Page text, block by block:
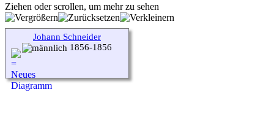
Ziehen oder scrollen, um mehr zu sehen
Johann Schneider
1856-1856